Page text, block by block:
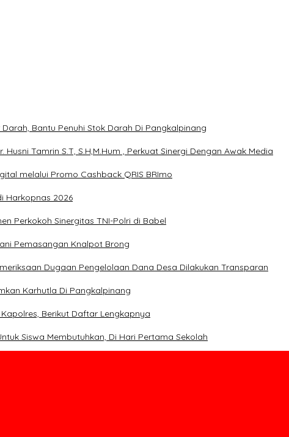
Bantu Penuhi Stok Darah Di Pangkalpinang
Tamrin S.T, S.H,M.Hum , Perkuat Sinergi Dengan Awak Media
melalui Promo Cashback QRIS BRImo
Harkopnas 2026
Perkokoh Sinergitas TNI-Polri di Babel
Pemasangan Knalpot Brong
Dugaan Pengelolaan Dana Desa Dilakukan Transparan
Karhutla Di Pangkalpinang
Berikut Daftar Lengkapnya
Siswa Membutuhkan, Di Hari Pertama Sekolah